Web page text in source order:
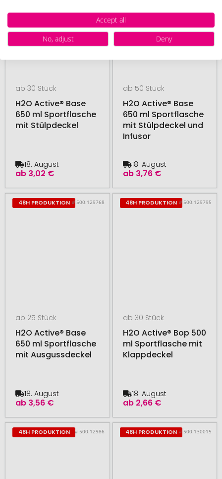
ab 30 Stück
H2O Active® Base
650 ml Sportflasche
mit Stülpdeckel
ab 3,02 €
18. August
ab 50 Stück
H2O Active® Base
650 ml Sportflasche
mit Stülpdeckel und
Infusor
ab 3,76 €
18. August
48H PRODUKTION # 500.129768
ab 25 Stück
H2O Active® Base
650 ml Sportflasche
mit Ausgussdeckel
ab 3,56 €
18. August
48H PRODUKTION # 500.129795
ab 30 Stück
H2O Active® Bop 500
ml Sportflasche mit
Klappdeckel
ab 2,66 €
18. August
48H PRODUKTION # 500.12986 48H PRODUKTION # 500.130015
Accept all
No, adjust
Deny